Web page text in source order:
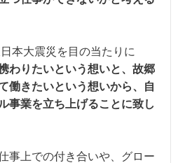
本大震災を目の当たりに
わりたいという想いと、故郷
働きたいという想いから、自
事業を立ち上げることに致し
事上での付き合いや、グロー